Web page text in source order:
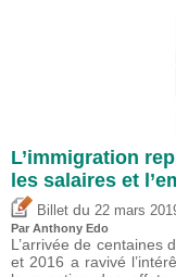
L’immigration
les salaires et
Billet du 22 mars
Par Anthony Edo
L’arrivée de centaines
et 2016 a ravivé